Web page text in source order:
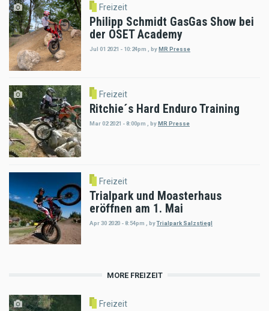
Freizeit
Philipp Schmidt GasGas Show bei
der OSET Academy
Jul 01 2021 - 10:24pm , by MR Presse
Freizeit
Ritchie´s Hard Enduro Training
Mar 02 2021 - 8:00pm byMR Presse
Freizeit
Trialpark und Moasterhaus
eröffnen am 1. Mai
Apr 30 2020 - 8:54pm byTrialpark Salzstiegl
MORE FREIZEIT
Freizeit